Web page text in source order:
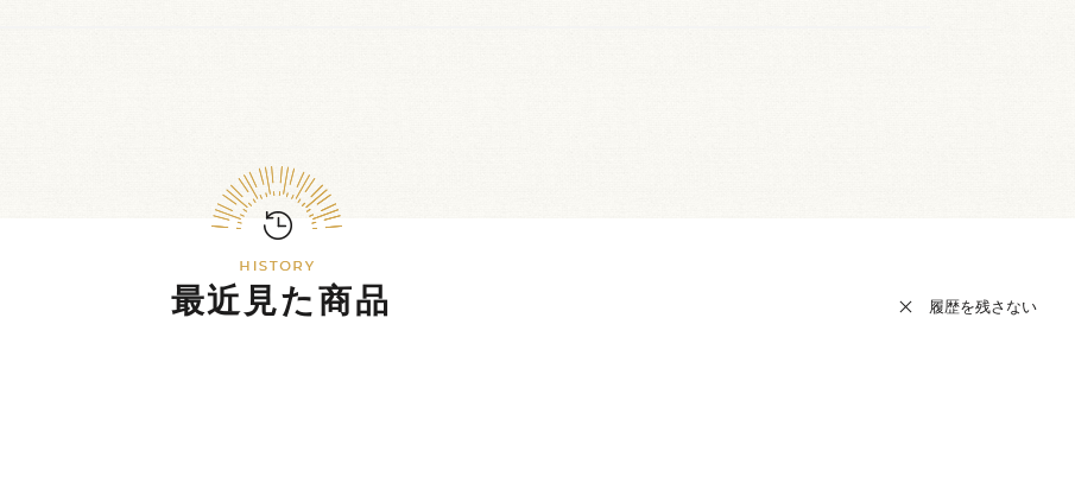
最近見た商品 履歴を残さない